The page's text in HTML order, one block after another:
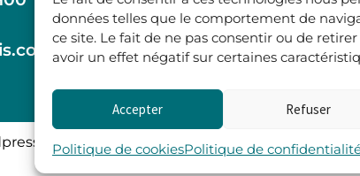
données telles que le comportement de
ce site. Le fait de ne pas consentir ou de
avoir un effet négatif sur certaines
Accepter Refuser
Politique de cookiesPolitique de
& Piloté par l’agence Les 2 Rives